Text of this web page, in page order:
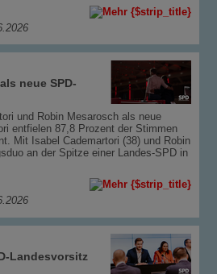
neue SPD-
und Robin Mesarosch als neue
entfielen 87,8 Prozent der Stimmen
Mit Isabel Cademartori (38) und Robin
an der Spitze einer Landes-SPD in
Landesvorsitz